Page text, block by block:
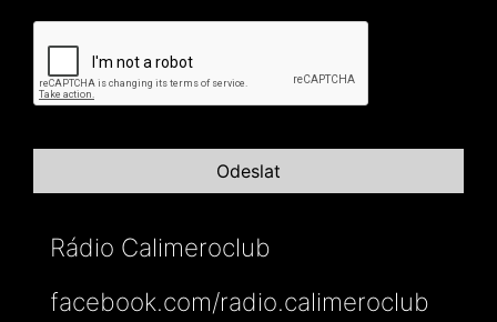
Rádio Calimeroclub
facebook.com/radio.calimeroclub